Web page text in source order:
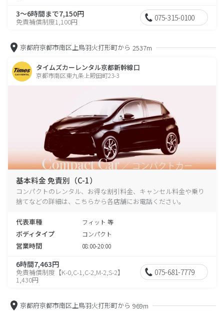
3～6時間まで7,150円
免責補償制度1,100円 075-315-0100
京都府京都市南区上鳥羽火打形町から 2537m
タイムズカーレンタル京都新幹線口
京都市南区東九条上殿田町23-3
基本料金 免責別（C-1）
コンパクトのレンタル、お得な割引料金、キャンセル料金や乗り
捨てなどの詳細は、こちらから各店舗にお電話ください。
代表車種 フィット 等
ボディタイプ コンパクト
営業時間 08:00-20:00
6時間7,463円
免責補償制度【K-0,C-1,C-2,M-2,S-2】
1,430円
075-681-7779
京都府京都市南区上鳥羽火打形町から 969m